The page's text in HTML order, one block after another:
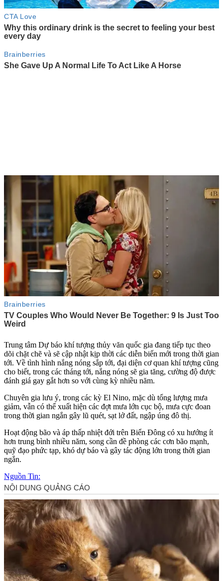
Trung tâm Dự báo khí tượng thủy văn quốc gia đang tiếp tục theo
dõi chặt chẽ và sẽ cập nhật kịp thời các diễn biến mới trong thời gian
tới. Về tình hình nắng nóng sắp tới, đại diện cơ quan khí tượng cũng
cho biết, trong các tháng tới, nắng nóng sẽ gia tăng, cường độ được
đánh giá gay gắt hơn so với cùng kỳ nhiều năm.
Chuyên gia lưu ý, trong các kỳ El Nino, mặc dù tổng lượng mưa
giảm, vẫn có thể xuất hiện các đợt mưa lớn cục bộ, mưa cực đoan
trong thời gian ngắn gây lũ quét, sạt lở đất, ngập úng đô thị.
Hoạt động bão và áp thấp nhiệt đới trên Biển Đông có xu hướng ít
hơn trung bình nhiều năm, song cần đề phòng các cơn bão mạnh,
quỹ đạo phức tạp, khó dự báo và gây tác động lớn trong thời gian
ngắn.
Nguồn Tin: